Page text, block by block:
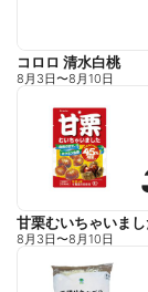
コロロ 清水白桃
8月3日〜8月10日
甘栗むいちゃいまし
8月3日〜8月10日